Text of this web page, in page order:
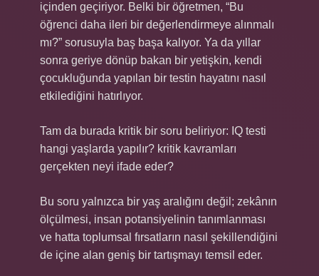
içinden geçiriyor. Belki bir öğretmen, “Bu
öğrenci daha ileri bir değerlendirmeye alınmalı
mı?” sorusuyla baş başa kalıyor. Ya da yıllar
sonra geriye dönüp bakan bir yetişkin, kendi
çocukluğunda yapılan bir testin hayatını nasıl
etkilediğini hatırlıyor.
Tam da burada kritik bir soru beliriyor: IQ testi
hangi yaşlarda yapılır? kritik kavramları
gerçekten neyi ifade eder?
Bu soru yalnızca bir yaş aralığını değil; zekânın
ölçülmesi, insan potansiyelinin tanımlanması
ve hatta toplumsal fırsatların nasıl şekillendiğini
de içine alan geniş bir tartışmayı temsil eder.